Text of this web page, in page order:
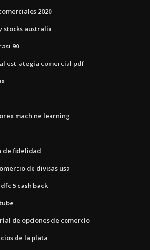
2020
stocks australia
90
estrategia comercial pdf
machine learning
de fidelidad
de divisas usa
5 cash back
de opciones de comercio
de la plata